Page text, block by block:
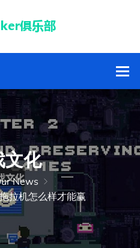
文化
News
拉机怎么样才能赢